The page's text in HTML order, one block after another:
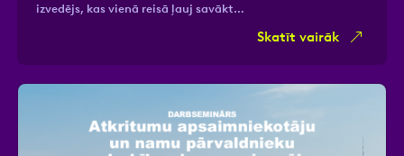
izvedējs, kas vienā reisā ļauj savākt…
Skatīt vairāk